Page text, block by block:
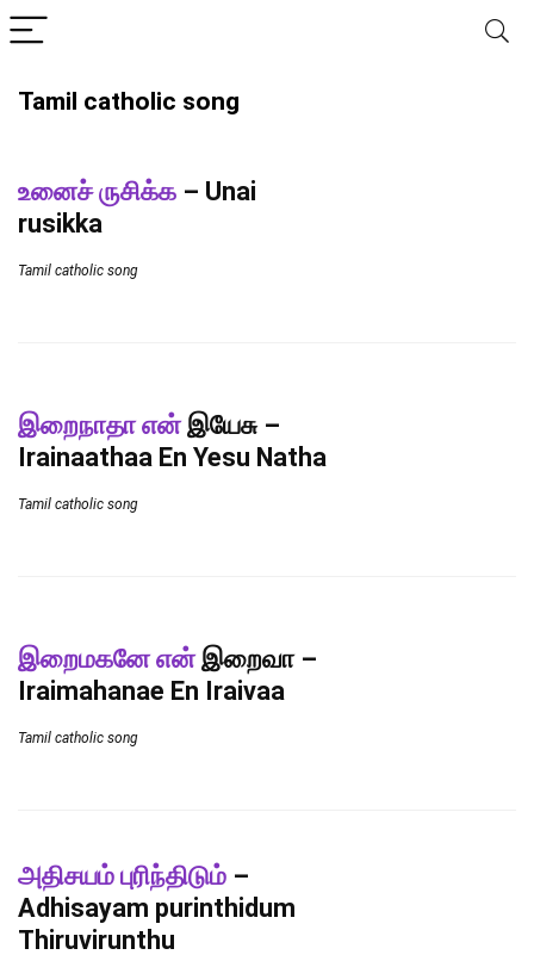
Tamil catholic song
உனைச் ருசிக்க – Unai
rusikka
Tamil catholic song
இறைநாதா என்இயேசு –
Irainaathaa En Yesu Natha
Tamil catholic song
இறைமகனே என்இறைவா –
Iraimahanae En Iraivaa
Tamil catholic song
அதிசயம் புரிந்திடும் –
Adhisayam purinthidum
Thiruvirunthu